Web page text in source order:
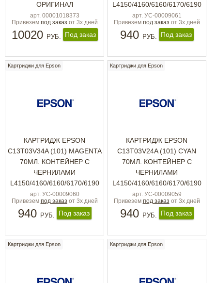
ОРИГИНАЛ
арт. 00001018373
Привезем под заказ от 3х дней
10020 РУБ. Под заказ
L4150/4160/6160/6170/6190
арт. УС-00009061
Привезем под заказ от 3х дней
940 РУБ. Под заказ
Картриджи для Epson
КАРТРИДЖ EPSON
C13T03V34A (101) MAGENTA
70МЛ. КОНТЕЙНЕР С
ЧЕРНИЛАМИ
L4150/4160/6160/6170/6190
арт. УС-00009060
Привезем под заказ от 3х дней
940 РУБ. Под заказ
Картриджи для Epson
КАРТРИДЖ EPSON
C13T03V24A (101) CYAN
70МЛ. КОНТЕЙНЕР С
ЧЕРНИЛАМИ
L4150/4160/6160/6170/6190
арт. УС-00009059
Привезем под заказ от 3х дней
940 РУБ. Под заказ
Картриджи для Epson Картриджи для Epson